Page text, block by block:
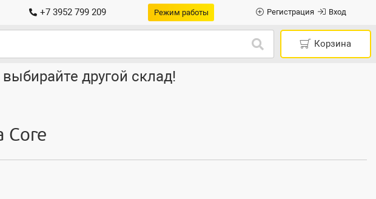
+7 3952 799 209 Режим работы Регистрация Вход
Корзина
другой склад!
Core